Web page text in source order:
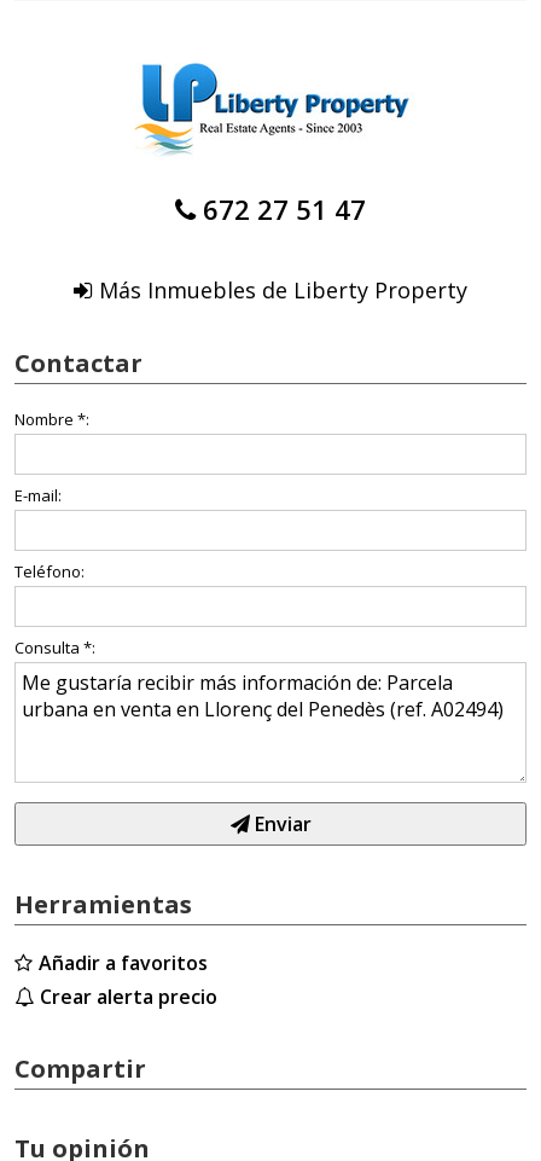
672 27 51 47
Más Inmuebles de Liberty Property
Contactar
Nombre *:
E-mail:
Teléfono:
Consulta *:
Enviar
Herramientas
Añadir a favoritos
Crear alerta precio
Compartir
Tu opinión